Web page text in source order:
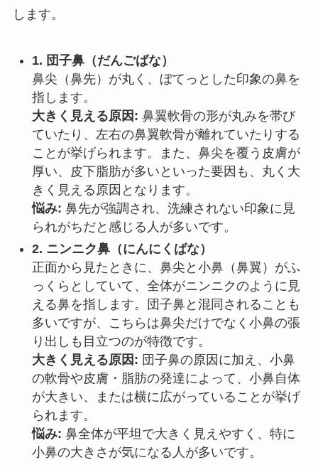
します。
1. 団子鼻（だんごばな）
鼻尖（鼻先）が丸く、ぼてっとした印象の鼻を
指します。
大きく見える原因: 鼻翼軟骨の形が丸みを帯び
ていたり、左右の鼻翼軟骨が離れていたりする
ことが挙げられます。また、鼻尖を覆う皮膚が
厚い、皮下脂肪が多いといった要因も、丸く大
きく見える原因となります。
悩み: 鼻先が強調され、洗練されない印象に見
られがちだと感じる人が多いです。
2. ニンニク鼻（にんにくばな）
正面から見たときに、鼻尖と小鼻（鼻翼）がふ
っくらとしていて、全体がニンニクのように見
える鼻を指します。団子鼻と混同されることも
多いですが、こちらは鼻尖だけでなく小鼻の張
り出しも目立つのが特徴です。
大きく見える原因: 団子鼻の原因に加え、小鼻
の軟骨や皮膚・脂肪の発達によって、小鼻自体
が大きい、または横に広がっていることが挙げ
られます。
悩み: 鼻全体が平坦で大きく見えやすく、特に
小鼻の大きさが気になる人が多いです。